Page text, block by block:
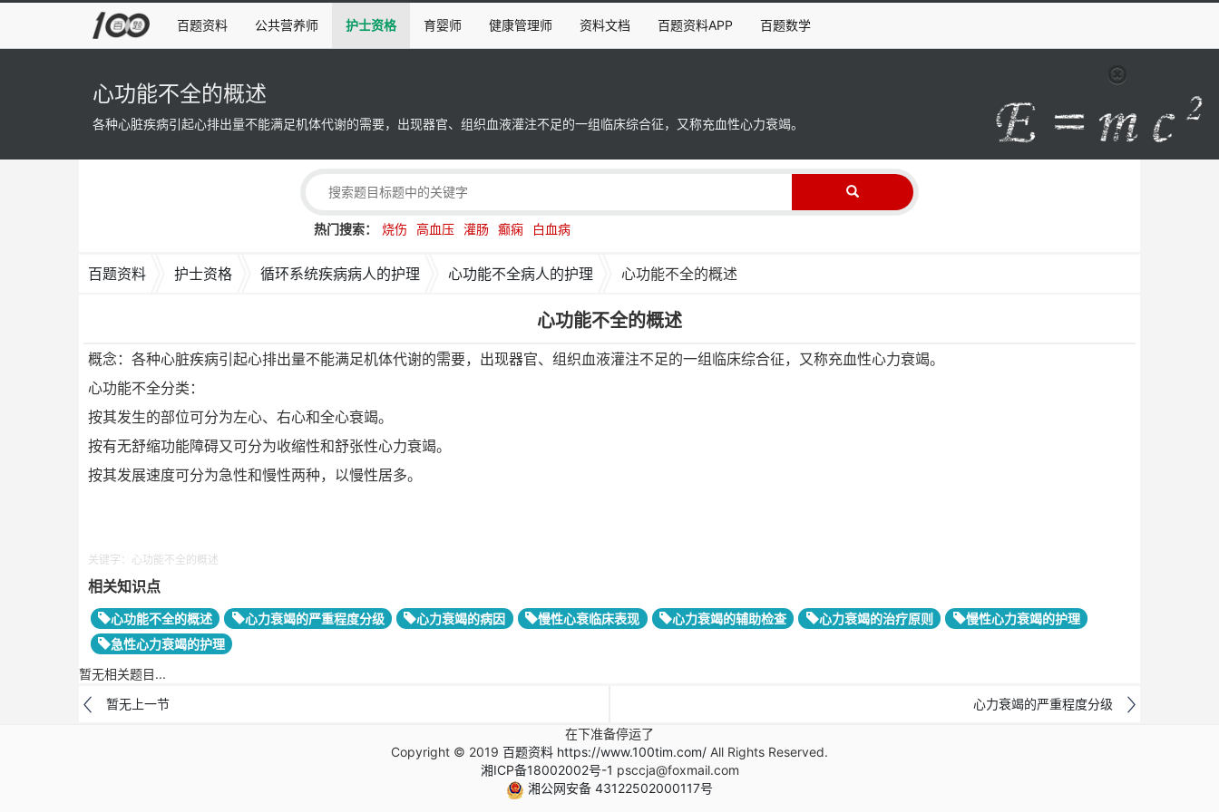
百题资料 公共营养师 护士资格 育婴师 健康管理师 资料文档 百题资料APP 百题数学
心功能不全的概述
各种心脏疾病引起心排出量不能满足机体代谢的需要，出现器官、组织血液灌注不足的一组临床综合征，又称充血性心力衰竭。
热门搜索： 烧伤 高血压 灌肠 癫痫 白血病
百题资料 护士资格 循环系统疾病病人的护理 心功能不全病人的护理 心功能不全的概述
心功能不全的概述
概念：各种心脏疾病引起心排出量不能满足机体代谢的需要，出现器官、组织血液灌注不足的一组临床综合征，又称充血性心力衰竭。
心功能不全分类：
按其发生的部位可分为左心、右心和全心衰竭。
按有无舒缩功能障碍又可分为收缩性和舒张性心力衰竭。
按其发展速度可分为急性和慢性两种，以慢性居多。
关键字：心功能不全的概述
相关知识点
心功能不全的概述 心力衰竭的严重程度分级 心力衰竭的病因 慢性心衰临床表现 心力衰竭的辅助检查 心力衰竭的治疗原则
慢性心力衰竭的护理
急性心力衰竭的护理
暂无相关题目...
暂无上一节
心力衰竭的严重程度分级
在下准备停运了
Copyright © 2019 百题资料 https://www.100tim.com/ All Rights Reserved.
湘ICP备18002002号-1 psccja@foxmail.com
湘公网安备 43122502000117号